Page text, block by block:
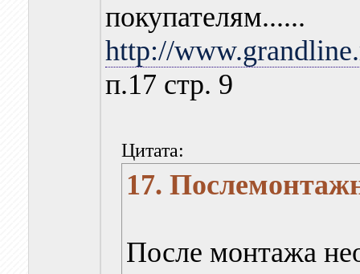
покупателям......
http://
п.17 стр. 9
Цитата:
17.
После монтажа